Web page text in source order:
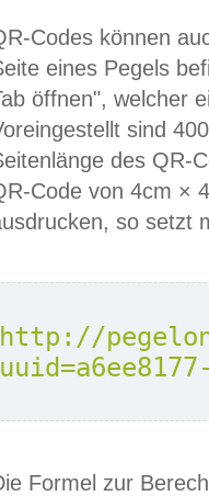
Codes können
eines Pegels
öffnen", welcher
sind
des QR-
Code von 4cm ×
so setzt
http://
Formel zur